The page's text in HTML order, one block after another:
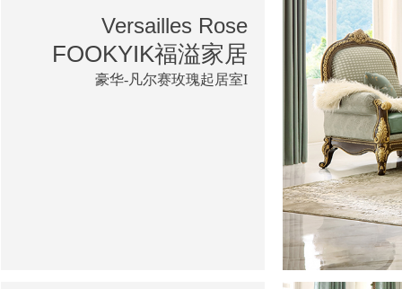
Versailles Rose
FOOKYIK福溢家居
豪华-凡尔赛玫瑰起居室I